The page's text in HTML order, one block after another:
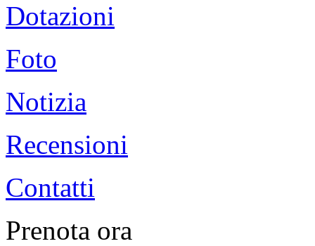
Dotazioni
Foto
Notizia
Recensioni
Contatti
Prenota ora